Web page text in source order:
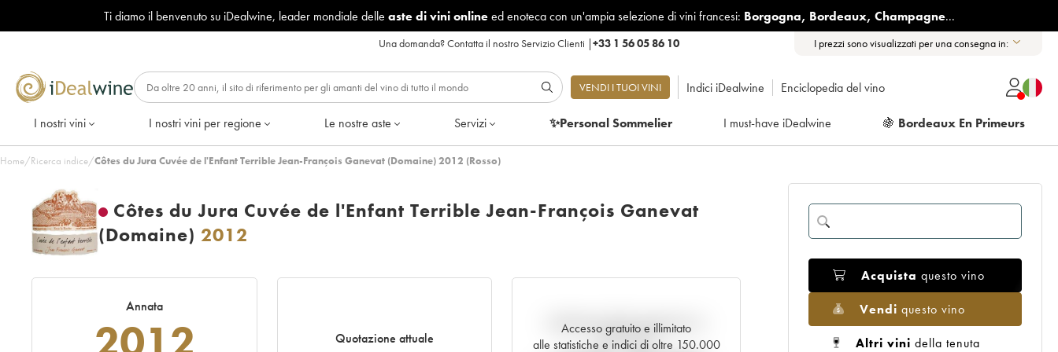
Ti diamo il benvenuto su iDealwine, leader mondiale delle aste di vini onlineed enoteca con un'ampia selezione di vini francesi: Borgogna, Bordeaux, Champagne...
Una domanda?Contatta il nostro Servizio Clienti |+33 1 56 05 86 10 I prezzi sono visualizzati per una consegna in:
VENDI I TUOI VINI Indici iDealwine Enciclopedia del vino
I nostri vini I nostri vini per regione Le nostre aste Servizi ✨Personal Sommelier I must-have iDealwine 🍇 Bordeaux En Primeurs
Home/Ricerca indice/Côtes du Jura Cuvée de l'Enfant Terrible Jean-François Ganevat (Domaine) 2012 (Rosso)
Côtes du Jura Cuvée de l'Enfant Terrible Jean-François Ganevat
(Domaine) 2012
Annata
Quotazione attuale
Accesso gratuito e illimitato
alle statistiche e indici di oltre 150.000
Andamento della quotazione in
tempo reale
Acquista questo vino
Vendi questo vino
Altri vini della tenuta